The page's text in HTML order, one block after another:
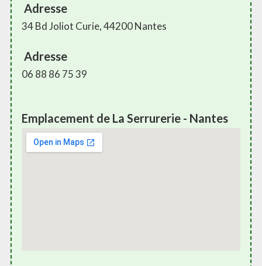
Adresse
34 Bd Joliot Curie, 44200 Nantes
Adresse
06 88 86 75 39
Emplacement de La Serrurerie - Nantes